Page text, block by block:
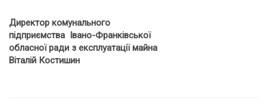
Директор комунального
підприємства Івано-Франківської
обласної ради з експлуатації майна
Віталій Костишин